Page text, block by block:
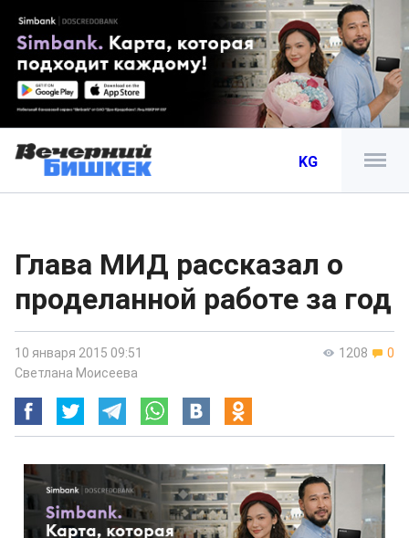
KG
Глава МИД рассказал о
проделанной работе за год
1208 0
10 января 2015 09:51
Светлана Моисеева